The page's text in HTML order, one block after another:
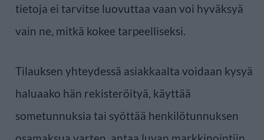
tietoja ei tarvitse luovuttaa vaan voi hyväksyä
vain ne, mitkä kokee tarpeelliseksi.
Tilauksen yhteydessä asiakkaalta voidaan kysyä
haluaako hän rekisteröityä, käyttää
sometunnuksia tai syöttää henkilötunnuksen